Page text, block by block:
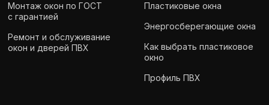
Монтаж окон по ГОСТ
с гарантией
Ремонт и обслуживание
окон и дверей ПВХ
Пластиковые окна
Энергосберегающие окна
Как выбрать пластиковое
окно
Профиль ПВХ